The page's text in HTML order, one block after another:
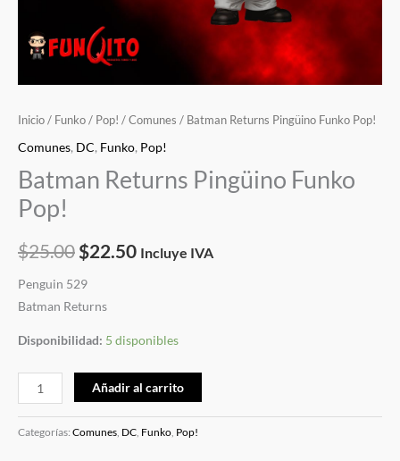
Inicio / Funko / Pop! / Comunes / Batman Returns Pingüino Funko Pop!
Comunes, DC, Funko, Pop!
Batman Returns Pingüino Funko
Pop!
$25.00 $22.50 Incluye IVA
Penguin 529
Batman Returns
Disponibilidad: 5 disponibles
Añadir al carrito
Categorías: Comunes DC Funko Pop!